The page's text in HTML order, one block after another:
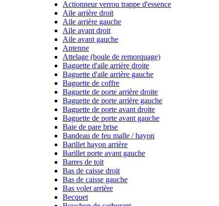
Actionneur verrou trappe d'essence
Aile arrière droit
Aile arrière gauche
Aile avant droit
Aile avant gauche
Antenne
Attelage (boule de remorquage)
Baguette d'aile arrière droite
Baguette d'aile arrière gauche
Baguette de coffre
Baguette de porte arrière droite
Baguette de porte arrière gauche
Baguette de porte avant droite
Baguette de porte avant gauche
Baie de pare brise
Bandeau de feu malle / hayon
Barillet hayon arrière
Barillet porte avant gauche
Barres de toit
Bas de caisse droit
Bas de caisse gauche
Bas volet arrière
Becquet